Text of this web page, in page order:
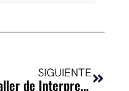
SIGUIENTE
Taller de Interpretación I: «El maestro»